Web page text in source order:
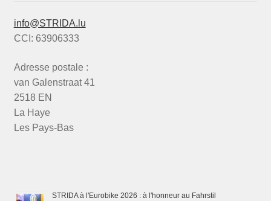
info@STRIDA.lu
CCI: 63906333
Adresse postale :
van Galenstraat 41
2518 EN
La Haye
Les Pays-Bas
STRIDA à l'Eurobike 2026 : à l'honneur au Fahrstil